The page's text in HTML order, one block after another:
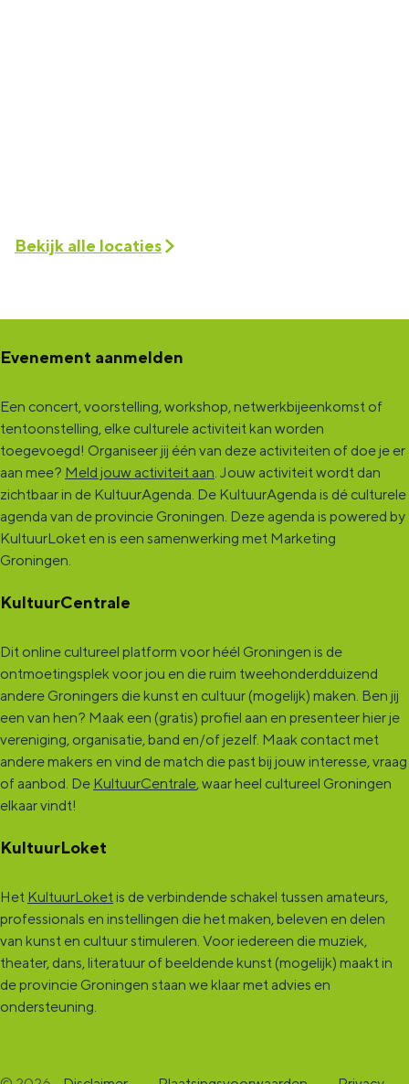
Bekijk alle locaties
Evenement aanmelden
Een concert, voorstelling, workshop, netwerkbijeenkomst of
tentoonstelling, elke culturele activiteit kan worden
toegevoegd! Organiseer jij één van deze activiteiten of doe je er
aan mee? Meld jouw activiteit aan. Jouw activiteit wordt dan
zichtbaar in de KultuurAgenda. De KultuurAgenda is dé culturele
agenda van de provincie Groningen. Deze agenda is powered by
KultuurLoket en is een samenwerking met Marketing
Groningen.
KultuurCentrale
Dit online cultureel platform voor héél Groningen is de
ontmoetingsplek voor jou en die ruim tweehonderdduizend
andere Groningers die kunst en cultuur (mogelijk) maken. Ben jij
een van hen? Maak een (gratis) profiel aan en presenteer hier je
vereniging, organisatie, band en/of jezelf. Maak contact met
andere makers en vind de match die past bij jouw interesse, vraag
of aanbod. De KultuurCentrale, waar heel cultureel Groningen
elkaar vindt!
KultuurLoket
Het KultuurLoket is de verbindende schakel tussen amateurs,
professionals en instellingen die het maken, beleven en delen
van kunst en cultuur stimuleren. Voor iedereen die muziek,
theater, dans, literatuur of beeldende kunst (mogelijk) maakt in
de provincie Groningen staan we klaar met advies en
ondersteuning.